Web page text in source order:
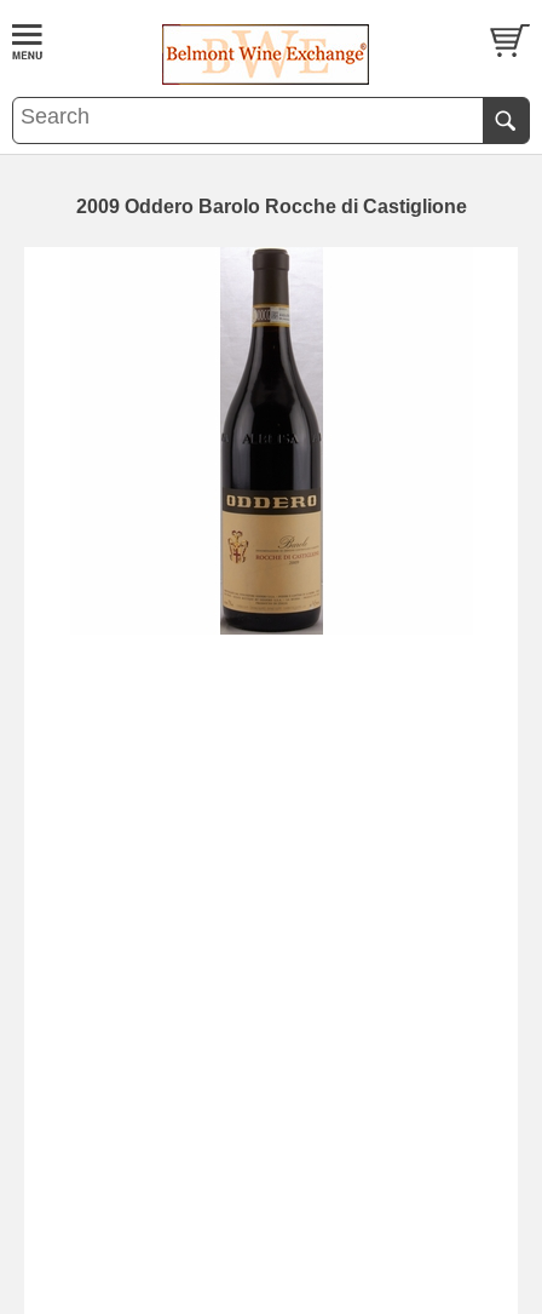
2009 Oddero Barolo Rocche di Castiglione